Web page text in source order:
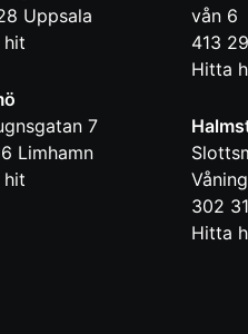
Uppsala
hit
7
Limhamn
hit
vån 6
413 29
Hitta
302 31
Hitta